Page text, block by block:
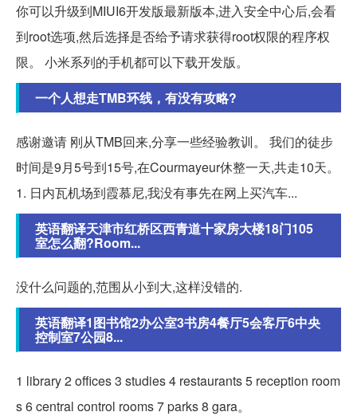
你可以升级到MIUI6开发版最新版本,进入安全中心后,会看
到root选项,然后选择是否给予请求获得root权限的程序权
限。 小米系列的手机都可以下载开发版。
一个人想走TMB环线，有没有攻略?
感谢邀请 刚从TMB回来,分享一些经验教训。 我们的徒步
时间是9月5号到15号,在Courmayeur休整一天,共走10天。
1. 日内瓦机场到霞慕尼,我没有事先在网上买汽车...
英语翻译天津市红桥区西青道十家房大楼18门105
室怎么翻?Room...
没什么问题的,范围从小到大,这样没错的.
英语翻译1图书馆2办公室3书房4餐厅5会客厅6中央
控制室7公园8...
1 library 2 offices 3 studies 4 restaurants 5 reception room
s 6 central control rooms 7 parks 8 gara。